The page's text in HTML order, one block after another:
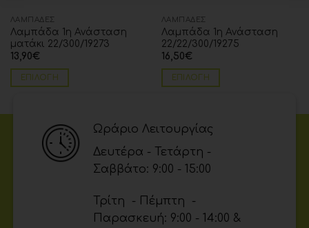
ΛΑΜΠΆΔΕΣ
Λαμπάδα 1η Ανάσταση
ματάκι 22/300/19273
13,90€
ΕΠΙΛΟΓΉ
ΛΑΜΠΆΔΕΣ
Λαμπάδα 1η Ανάσταση
22/22/300/19275
16,50€
ΕΠΙΛΟΓΉ
Ωράριο Λειτουργίας
Δευτέρα - Τετάρτη -
Σαββάτο: 9:00 - 15:00
Τρίτη - Πέμπτη -
Παρασκευή: 9:00 - 14:00 &